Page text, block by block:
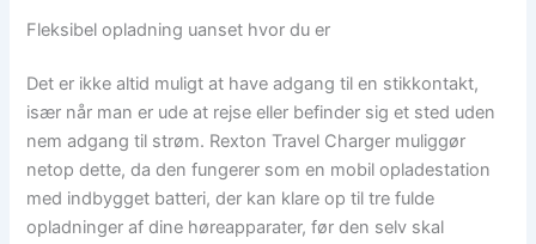
Fleksibel opladning uanset hvor du er
Det er ikke altid muligt at have adgang til en stikkontakt,
især når man er ude at rejse eller befinder sig et sted uden
nem adgang til strøm. Rexton Travel Charger muliggør
netop dette, da den fungerer som en mobil opladestation
med indbygget batteri, der kan klare op til tre fulde
opladninger af dine høreapparater, før den selv skal